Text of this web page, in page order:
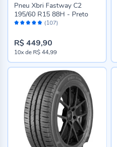
Avaliação: (107)
Pneu Xbri Fastway C2
195/60 R15 88H - Preto
R$ 449,90
10xde R$ 44,99